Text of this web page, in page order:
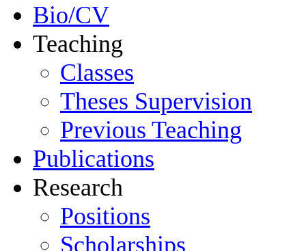
Bio/CV
Teaching
Classes
Theses Supervision
Previous Teaching
Publications
Research
Positions
Scholarships